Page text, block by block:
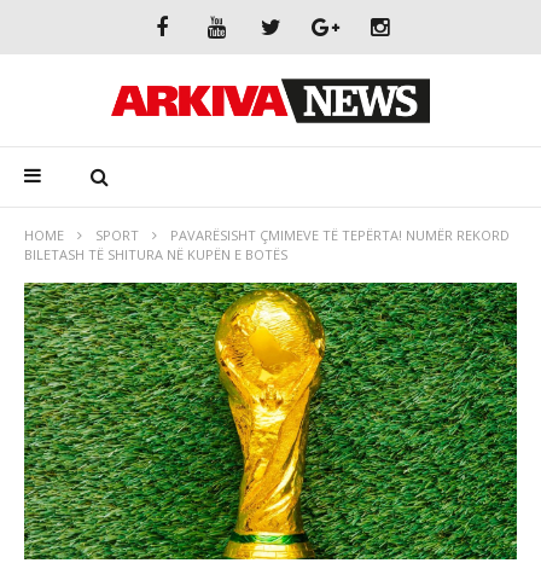
HOME SPORT
PAVARËSISHT ÇMIMEVE TË TEPËRTA! NUMËR REKORD
BILETASH TË SHITURA NË KUPËN E BOTËS